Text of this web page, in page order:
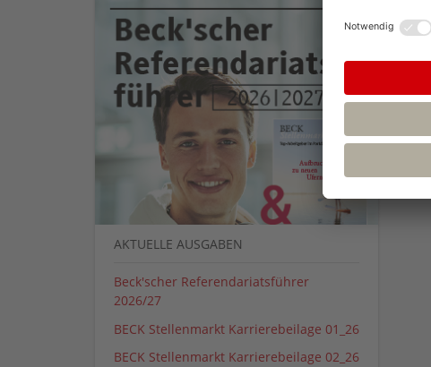
AKTUELLE AUSGABEN
Beck'scher Referendariatsführer
2026/27
BECK Stellenmarkt Karrierebeilage 01_26
BECK Stellenmarkt Karrierebeilage 02_26